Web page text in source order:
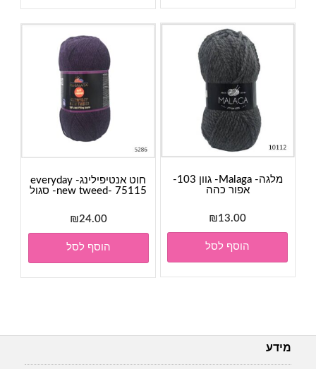
מלגה- Malaga- גוון 103-
אפור כהה
₪13.00
הוסף לסל
חוט אנטיפילינג- everyday
new tweed- 75115- סגול
₪24.00
הוסף לסל
מידע